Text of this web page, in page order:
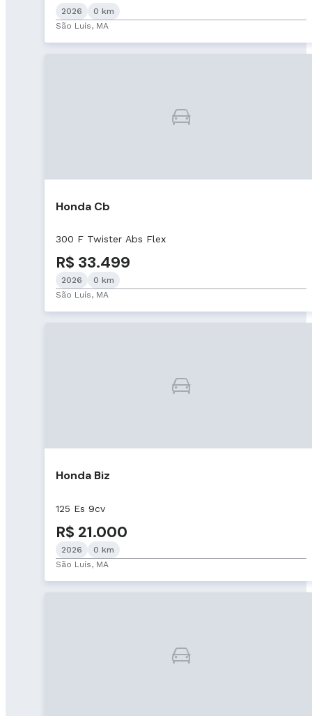
2026
0 km
São Luís, MA
Honda Cb
300 F Twister Abs Flex
R$ 33.499
2026
0 km
São Luís, MA
Honda Biz
125 Es 9cv
R$ 21.000
2026
0 km
São Luís, MA